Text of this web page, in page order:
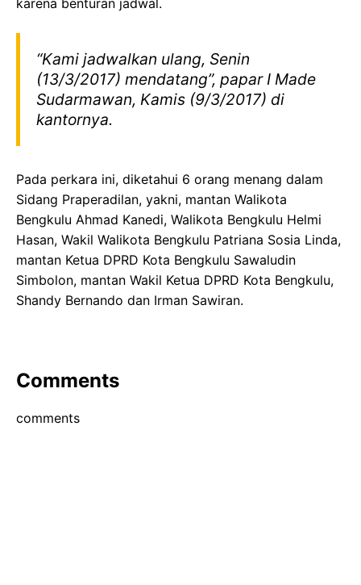
karena benturan jadwal.
“Kami jadwalkan ulang, Senin
(13/3/2017) mendatang”, papar I Made
Sudarmawan, Kamis (9/3/2017) di
kantornya.
Pada perkara ini, diketahui 6 orang menang dalam
Sidang Praperadilan, yakni, mantan Walikota
Bengkulu Ahmad Kanedi, Walikota Bengkulu Helmi
Hasan, Wakil Walikota Bengkulu Patriana Sosia Linda,
mantan Ketua DPRD Kota Bengkulu Sawaludin
Simbolon, mantan Wakil Ketua DPRD Kota Bengkulu,
Shandy Bernando dan Irman Sawiran.
Comments
comments